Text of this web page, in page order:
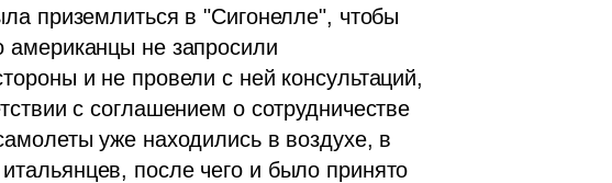
приземлиться в "Сигонелле", чтобы
американцы не запросили
и не провели с ней консультаций,
с соглашением о сотрудничестве
уже находились в воздухе, в
после чего и было принято